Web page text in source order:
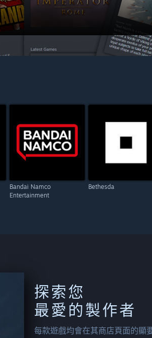
Bandai Namco
Entertainment
Bethesda
探索您
最愛的製作者
每款遊戲均會在其商店頁面的顯